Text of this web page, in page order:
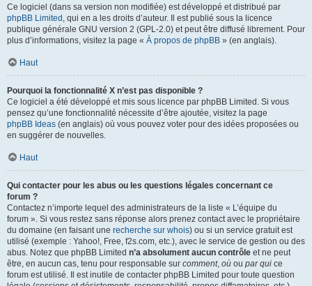
Ce logiciel (dans sa version non modifiée) est développé et distribué par
phpBB Limited , qui en a les droits d’auteur. Il est publié sous la licence
publique générale GNU version 2 (GPL-2.0) et peut être diffusé librement. Pour
plus d’informations, visitez la page « À propos de phpBB » (en anglais).
Haut
Pourquoi la fonctionnalité X n’est pas disponible ?
Ce logiciel a été développé et mis sous licence par phpBB Limited. Si vous
pensez qu’une fonctionnalité nécessite d’être ajoutée, visitez la page
phpBB Ideas (en anglais) où vous pouvez voter pour des idées proposées ou
en suggérer de nouvelles.
Haut
Qui contacter pour les abus ou les questions légales concernant ce
forum ?
Contactez n’importe lequel des administrateurs de la liste « L’équipe du
forum ». Si vous restez sans réponse alors prenez contact avec le propriétaire
du domaine (en faisant une recherche sur whois) ou si un service gratuit est
utilisé (exemple : Yahoo!, Free, f2s.com, etc.), avec le service de gestion ou des
abus. Notez que phpBB Limited n’a absolument aucun contrôle et ne peut
être, en aucun cas, tenu pour responsable sur comment, où ou par qui ce
forum est utilisé. Il est inutile de contacter phpBB Limited pour toute question